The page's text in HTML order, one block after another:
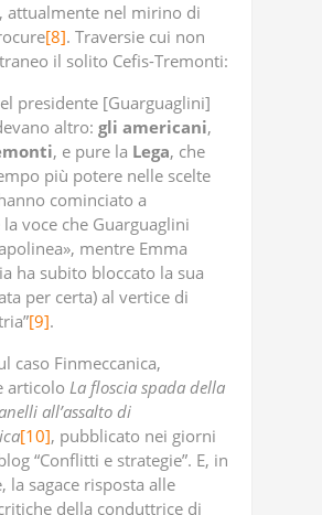
attualmente nel mirino di
[8]. Traversie cui non
il solito Cefis-Tremonti:
presidente [Guarguaglini]
altro: gli americani,
, e pure la Lega, che
più potere nelle scelte
cominciato a
voce che Guarguaglini
mentre Emma
ha subito bloccato la sua
per certa) al vertice di
[9].
caso Finmeccanica,
articolo La floscia spada della
all’assalto di
[10], pubblicato nei giorni
“Conflitti e strategie”. E, in
la sagace risposta alle
della conduttrice di